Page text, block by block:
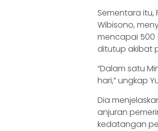
Sementara itu,
Wibisono,
mencapai 500
ditutup akibat
“Dalam satu
hari,” ungkap
Dia
anjuran
kedatangan